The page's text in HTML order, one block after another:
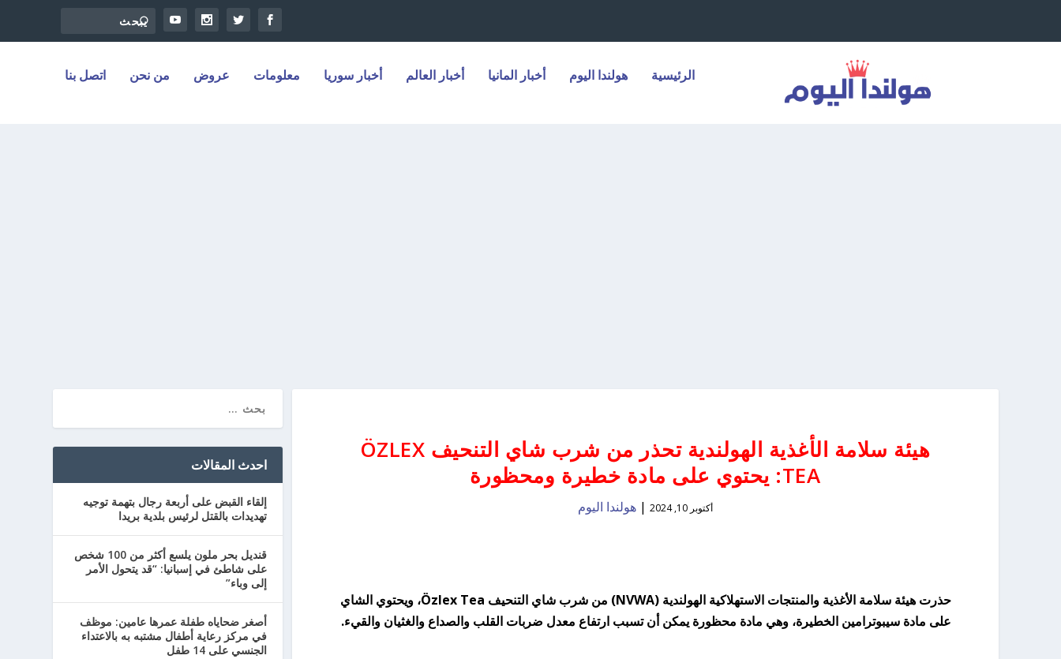
الرئيسية هولندا اليوم أخبار المانيا أخبار العالم أخبار سوريا معلومات عروض من نحن اتصل بنا
هيئة سلامة الأغذية الهولندية تحذر من شرب شاي التنحيف ÖZLEX
TEA: يحتوي على مادة خطيرة ومحظورة
أكتوبر 10, 2024 |هولندا اليوم
حذرت هيئة سلامة الأغذية والمنتجات الاستهلاكية الهولندية (NVWA) من شرب شاي التنحيف Özlex Tea، ويحتوي الشاي
على مادة سيبوترامين الخطيرة، وهي مادة محظورة يمكن أن تسبب ارتفاع معدل ضربات القلب والصداع والغثيان والقيء.
احدث المقالات
إلقاء القبض على أربعة رجال بتهمة توجيه
تهديدات بالقتل لرئيس بلدية بريدا
قنديل بحر ملون يلسع أكثر من 100 شخص
على شاطئ في إسبانيا: “قد يتحول الأمر
إلى وباء”
أصغر ضحاياه طفلة عمرها عامين: موظف
في مركز رعاية أطفال مشتبه به بالاعتداء
الجنسي على 14 طفل